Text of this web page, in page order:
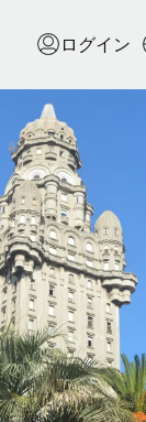
ログイン